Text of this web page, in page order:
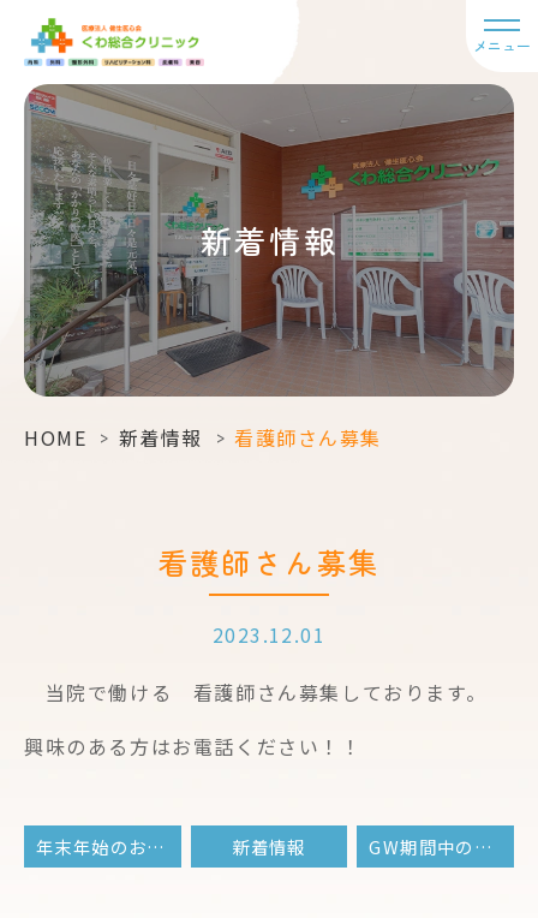
メニュー
新着情報
HOME > 新着情報 > 看護師さん募集
看護師さん募集
2023.12.01
当院で働ける 看護師さん募集しております。
興味のある方はお電話ください！！
年末年始のお知らせ 新着情報 GW期間中の休診について